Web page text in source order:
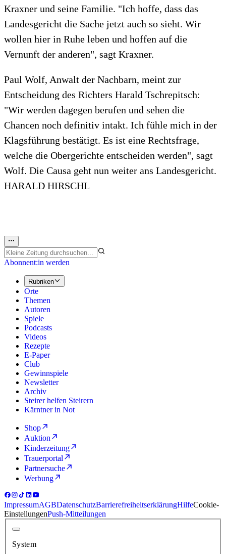
Kraxner und seine Familie. "Ich hoffe, dass das
Landesgericht die Sache jetzt auch so sieht. Wir
wollen hier in Ruhe leben und hoffen auf die
Vernunft der anderen", sagt Kraxner.
Paul Wolf, Anwalt der Nachbarn, meint zur
Entscheidung des Richters Harald Tschrepitsch:
"Wir werden dagegen berufen und sehen die
Chancen noch definitiv intakt. Ich fühle mich in der
Klagsführung bestätigt. Es ist eine Rechtsfrage,
welche die Obergerichte entscheiden werden", sagt
Wolf. Die Causa geht nun weiter ans Landesgericht.
HARALD HIRSCHL
Abonnent:in werden
Rubriken
Orte
Themen
Autoren
Spiele
Podcasts
Videos
Rezepte
E-Paper
Club
Gewinnspiele
Newsletter
Archiv
Steirer helfen Steirern
Kärntner in Not
Shop
Auktion
Kinderzeitung
Trauerportal
Partnersuche
Werbung
ImpressumAGBDatenschutzBarrierefreiheitserklärungHilfeCookie-
EinstellungenPush-Mitteilungen
System